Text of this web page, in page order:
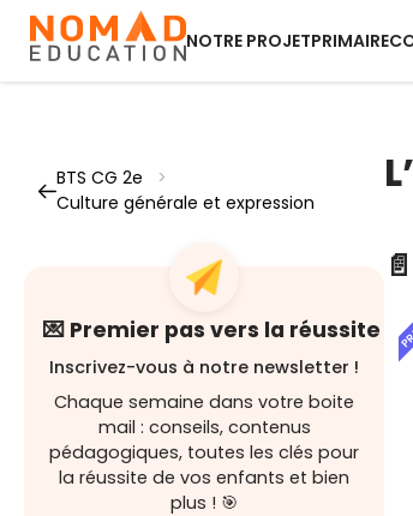
NOTRE PROJETPRIMAIRE
BTS CG 2e
>
Culture générale et expression
💌 Premier pas vers la réussite
Inscrivez-vous à notre newsletter !
Chaque semaine dans votre boite
mail : conseils, contenus
pédagogiques, toutes les clés pour
la réussite de vos enfants et bien
plus ! 🎯